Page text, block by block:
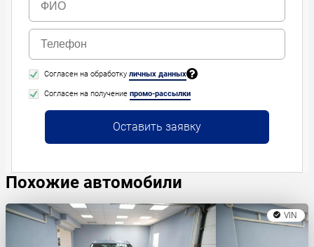
Согласен на обработку личных данных
Согласен на получение промо-рассылки
Оставить заявку
Похожие автомобили
VIN